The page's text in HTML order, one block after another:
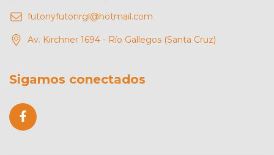
futonyfutonrgl@hotmail.com
Av. Kirchner 1694 - Río Gallegos (Santa Cruz)
Sigamos conectados